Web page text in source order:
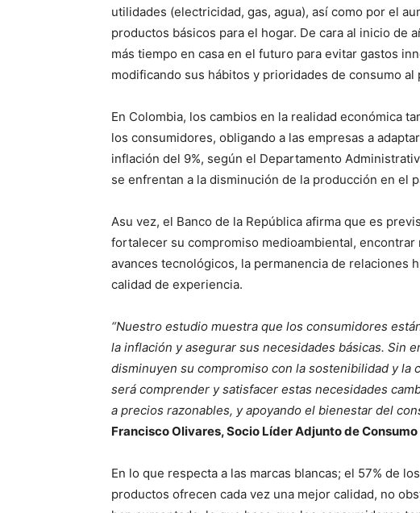
utilidades (electricidad, gas, agua), así como por el
productos básicos para el hogar. De cara al inicio de
más tiempo en casa en el futuro para evitar gastos
modificando sus hábitos y prioridades de consumo
En Colombia, los cambios en la realidad económica
los consumidores, obligando a las empresas a
inflación del 9%, según el Departamento
se enfrentan a la disminución de la producción en el
Asu vez, el Banco de la República afirma que es
fortalecer su compromiso medioambiental,
avances tecnológicos, la permanencia de relaciones
calidad de experiencia.
“Nuestro estudio muestra que los consumidores
la inflación y asegurar sus necesidades básicas. Sin
disminuyen su compromiso con la sostenibilidad y la
será comprender y satisfacer estas necesidades
a precios razonables, y apoyando el bienestar del
Francisco Olivares, Socio Líder Adjunto de
En lo que respecta a las marcas blancas; el 57% de
productos ofrecen cada vez una mejor calidad, no